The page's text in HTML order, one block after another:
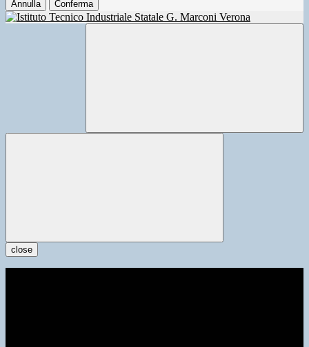
Annulla Conferma
close